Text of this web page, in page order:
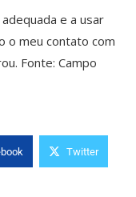
e a usar
o meu contato com
Fonte: Campo
Twitter